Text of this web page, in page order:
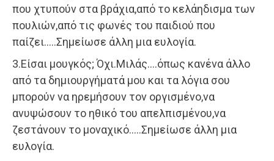
που χτυπούν στα βράχια,από το κελάηδισμα των
πουλιών,από τις φωνές του παιδιού που
παίζει…..Σημείωσε άλλη μια ευλογία.
3.Είσαι μουγκός; Όχι.Μιλάς….όπως κανένα άλλο
από τα δημιουργήματά μου και τα λόγια σου
μπορούν να ηρεμήσουν τον οργισμένο,να
ανυψώσουν το ηθικό του απελπισμένου,να
ζεστάνουν το μοναχικό…..Σημείωσε άλλη μια
ευλογία.